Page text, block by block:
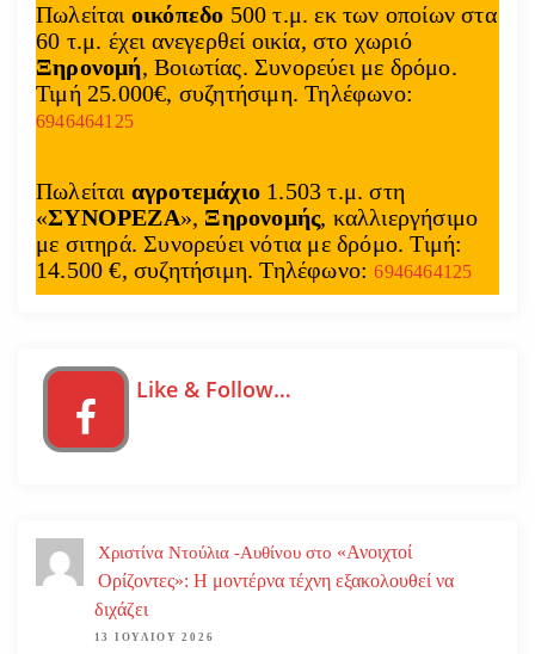
Πωλείται οικόπεδο 500 τ.μ. εκ των οποίων στα
60 τ.μ. έχει ανεγερθεί οικία, στο χωριό
Ξηρονομή, Βοιωτίας. Συνορεύει με δρόμο.
Τιμή 25.000€, συζητήσιμη. Τηλέφωνο:
6946464125
Πωλείται αγροτεμάχιο 1.503 τ.μ. στη
«ΣΥΝΟΡΕΖΑ», Ξηρονομής, καλλιεργήσιμο
με σιτηρά. Συνορεύει νότια με δρόμο. Τιμή:
14.500 €, συζητήσιμη. Τηλέφωνο:6946464125
Like & Follow…
Χριστίνα Ντούλια -Αυθίνου στο «Ανοιχτοί
Ορίζοντες»: Η μοντέρνα τέχνη εξακολουθεί να
διχάζει
13 ΙΟΥΛΊΟΥ 2026